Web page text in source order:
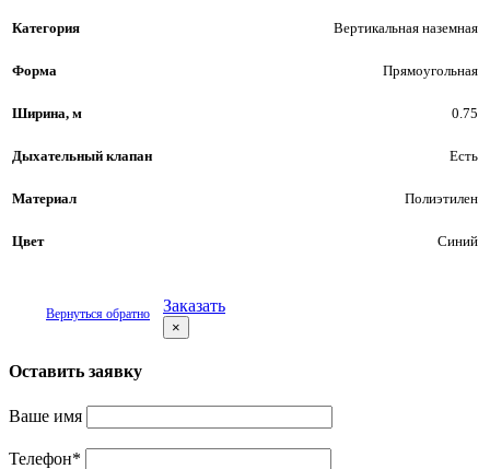
Категория Вертикальная наземная
Форма Прямоугольная
Ширина, м 0.75
Дыхательный клапан Есть
Материал Полиэтилен
Цвет Синий
Вернуться обратно Заказать
×
Оставить заявку
Ваше имя
Телефон*